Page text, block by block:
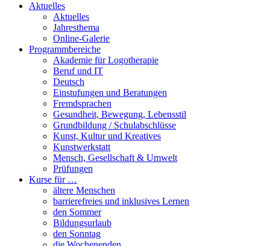
Aktuelles
Aktuelles
Jahresthema
Online-Galerie
Programmbereiche
Akademie für Logotherapie
Beruf und IT
Deutsch
Einstufungen und Beratungen
Fremdsprachen
Gesundheit, Bewegung, Lebensstil
Grundbildung / Schulabschlüsse
Kunst, Kultur und Kreatives
Kunstwerkstatt
Mensch, Gesellschaft & Umwelt
Prüfungen
Kurse für …
ältere Menschen
barrierefreies und inklusives Lernen
den Sommer
Bildungsurlaub
den Sonntag